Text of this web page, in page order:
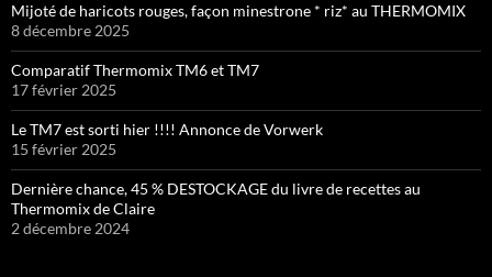
Mijoté de haricots rouges, façon minestrone * riz* au THERMOMIX
8 décembre 2025
Comparatif Thermomix TM6 et TM7
17 février 2025
Le TM7 est sorti hier !!!! Annonce de Vorwerk
15 février 2025
Dernière chance, 45 % DESTOCKAGE du livre de recettes au
Thermomix de Claire
2 décembre 2024